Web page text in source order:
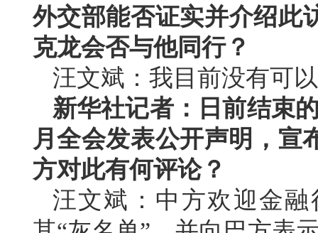
外交部能否证实并介绍此
克龙会否与他同行？
汪文斌：我目前没有可
新华社记者：日前结束
月全会发表公开声明，宣
方对此有何评论？
汪文斌：中方欢迎金